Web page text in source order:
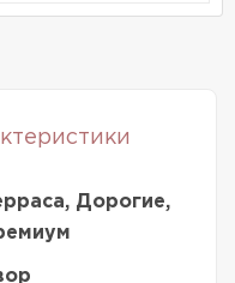
Дорогие,